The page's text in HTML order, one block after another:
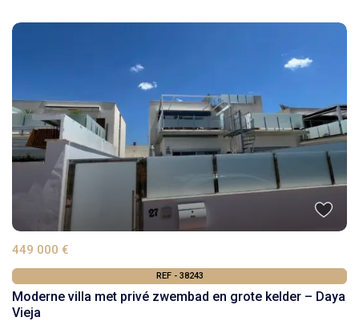
449 000 €
REF - 38243
Moderne villa met privé zwembad en grote kelder – Daya
Vieja